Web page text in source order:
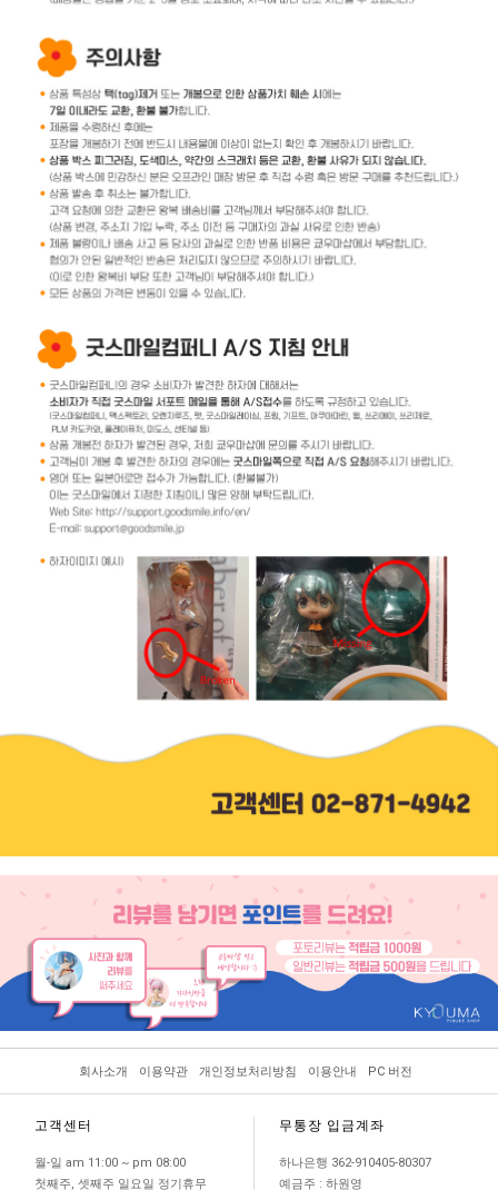
회사소개 이용약관 개인정보처리방침 이용안내 PC 버전
고객센터
월-일 am 11:00 ~ pm 08:00
첫째주, 셋째주 일요일 정기휴무
무통장 입금계좌
하나은행 362-910405-80307
예금주 : 하원영